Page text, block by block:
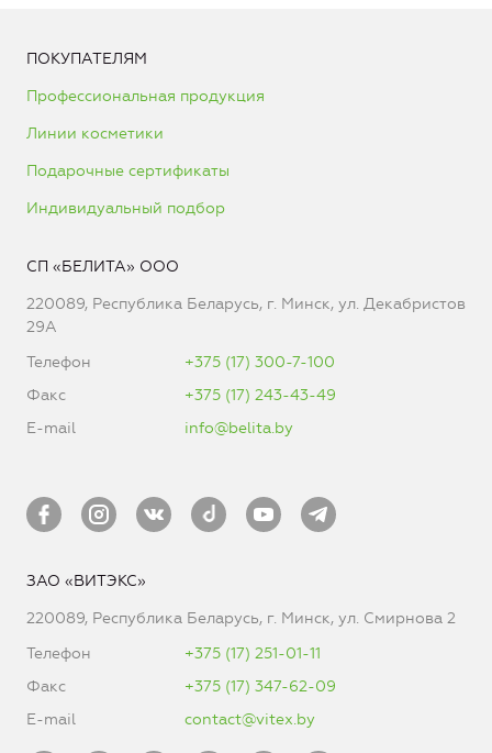
ПОКУПАТЕЛЯМ
Профессиональная продукция
Линии косметики
Подарочные сертификаты
Индивидуальный подбор
СП «БЕЛИТА» ООО
220089, Республика Беларусь, г. Минск, ул. Декабристов
29А
Телефон
+375 (17) 300-7-100
Факс
+375 (17) 243-43-49
E-mail
info@belita.by
ЗАО «ВИТЭКС»
220089, Республика Беларусь, г. Минск, ул. Смирнова 2
Телефон
+375 (17) 251-01-11
Факс
+375 (17) 347-62-09
E-mail
contact@vitex.by